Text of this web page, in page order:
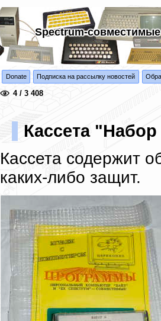
Spectrum-
Donate Подписка на рассылку новостей
4 / 3 408
Кассета
Кассета содержит
каких-либо защит.